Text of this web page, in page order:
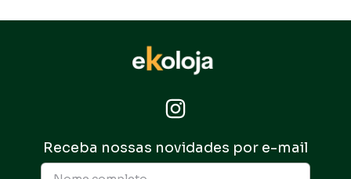
Receba nossas novidades por e-mail